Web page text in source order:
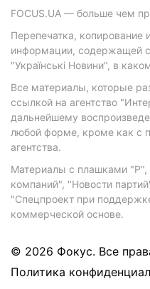
FOCUS.UA — больше чем
Перепечатка, копирование
информации, содержащей
"Українські Новини", в
Все материалы, которые
ссылкой на агентство
дальнейшему
любой форме, кроме как с
агентства.
Материалы с плашками "Р",
компаний", "Новости
"Спецпроект при
коммерческой основе.
© 2026 Фокус. Все
Политика